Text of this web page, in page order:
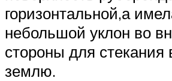
горизонтальной,а
небольшой уклон во
стороны для стекания
землю.